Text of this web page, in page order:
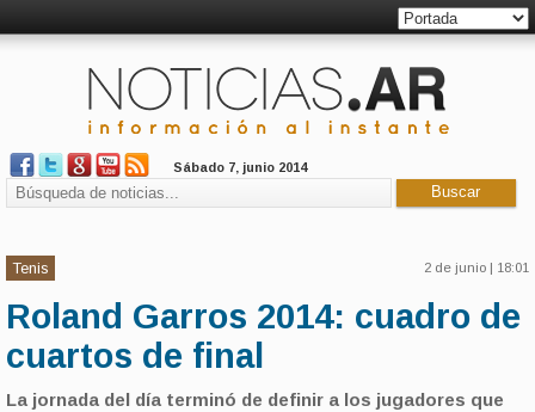
Sábado 7, junio 2014
Tenis 2 de junio | 18:01
Roland Garros 2014: cuadro de
cuartos de final
La jornada del día terminó de definir a los jugadores que